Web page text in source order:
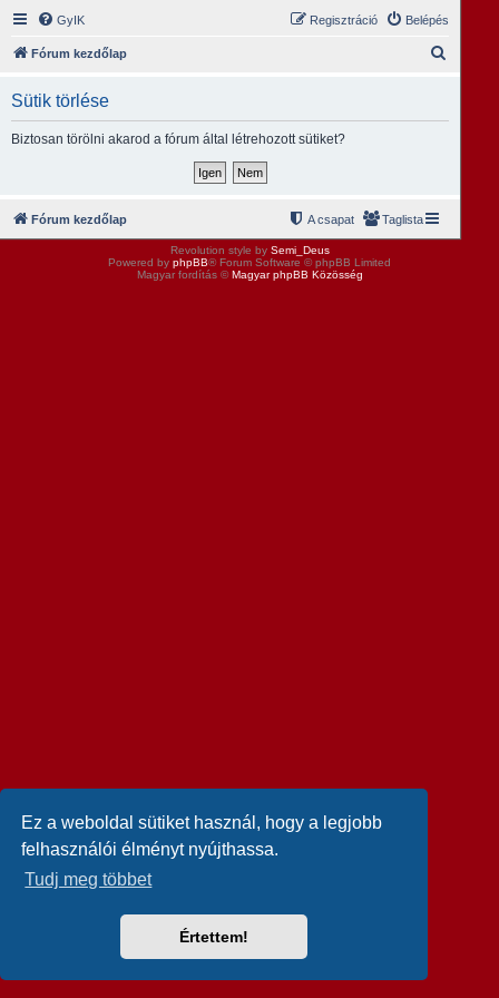
Ez a weboldal sütiket használ, hogy a legjobb
felhasználói élményt nyújthassa.
Tudj meg többet
Értettem!
GyIK Belépés
Regisztráció
Fórum kezdőlap
Sütik törlése
Biztosan törölni akarod a fórum által létrehozott sütiket?
Fórum kezdőlap Taglista
A csapat
Revolution style by Semi_Deus
Powered by phpBB® Forum Software © phpBB Limited
Magyar fordítás ©Magyar phpBB Közösség